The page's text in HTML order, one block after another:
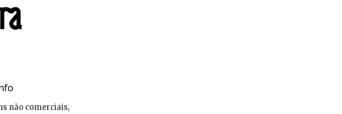
não comerciais,